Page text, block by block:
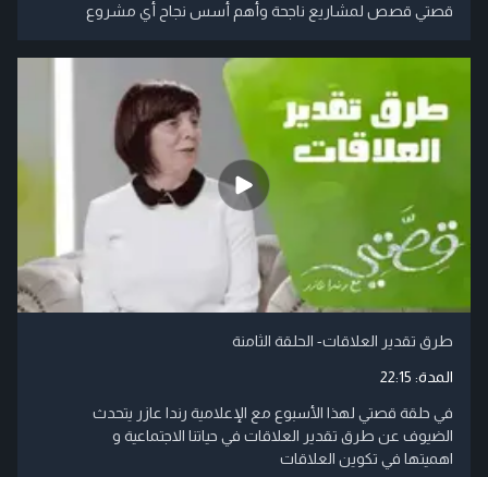
قصتي قصص لمشاريع ناجحة وأهم أسس نجاح أي مشروع
طرق تقدير العلاقات- الحلقة الثامنة
المدة: 22:15
في حلقة قصتي لهذا الأسبوع مع الإعلامية رندا عازر يتحدث
الضيوف عن طرق تقدير العلاقات في حياتنا الاجتماعية و
اهميتها في تكوين العلاقات